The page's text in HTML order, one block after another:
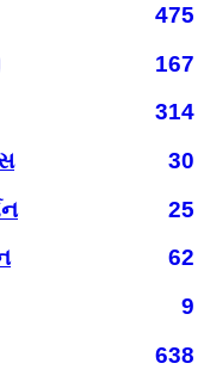
475
167
314
30
25
62
9
638